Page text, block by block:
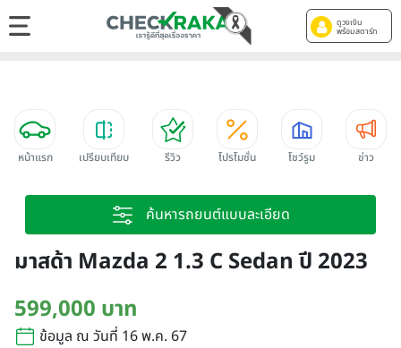
ดูวงเงิน
พร้อมสตาร์ท
หน้าแรก เปรียบเทียบ รีวิว โปรโมชั่น โชว์รูม ข่าว
ค้นหารถยนต์แบบละเอียด
มาสด้า Mazda 2 1.3 C Sedan ปี 2023
599,000 บาท
ข้อมูล ณ วันที่ 16 พ.ค. 67